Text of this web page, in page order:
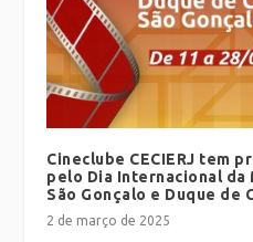
Cineclube CECIERJ tem
pelo Dia Internacional da
São Gonçalo e Duque de
2 de março de 2025